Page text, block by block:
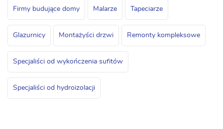
Firmy budujące domy Malarze Tapeciarze
Glazurnicy Montażyści drzwi Remonty kompleksowe
Specjaliści od wykończenia sufitów
Specjaliści od hydroizolacji